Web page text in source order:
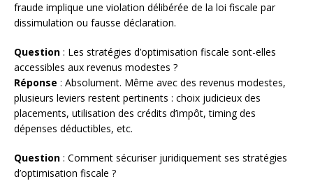
fraude implique une violation délibérée de la loi fiscale par
dissimulation ou fausse déclaration.
Question : Les stratégies d’optimisation fiscale sont-elles
accessibles aux revenus modestes ?
Réponse : Absolument. Même avec des revenus modestes,
plusieurs leviers restent pertinents : choix judicieux des
placements, utilisation des crédits d’impôt, timing des
dépenses déductibles, etc.
Question : Comment sécuriser juridiquement ses stratégies
d’optimisation fiscale ?